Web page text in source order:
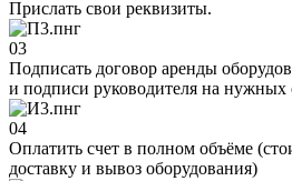
Прислать свои реквизиты.
03
Подписать договор аренды
и подписи руководителя на нужных
04
Оплатить счет в полном объёме
доставку и вывоз оборудования)